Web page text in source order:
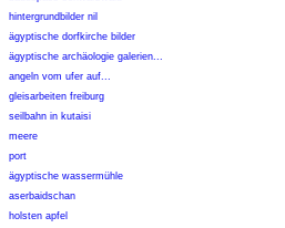
hintergrundbilder nil
ägyptische dorfkirche bilder
ägyptische archäologie galerien...
angeln vom ufer auf...
gleisarbeiten freiburg
seilbahn in kutaisi
meere
port
ägyptische wassermühle
aserbaidschan
holsten apfel